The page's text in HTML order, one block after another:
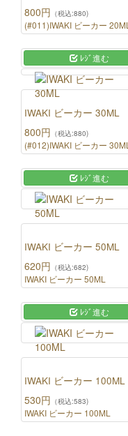
800円 （税込:880)
(#011)IWAKI ビーカー 20ML
ﾚｼﾞ進む
IWAKI ビーカー 30ML
800円 （税込:880)
(#012)IWAKI ビーカー 30ML
ﾚｼﾞ進む
IWAKI ビーカー 50ML
620円 （税込:682)
IWAKI ビーカー 50ML
ﾚｼﾞ進む
IWAKI ビーカー 100ML
530円 （税込:583)
IWAKI ビーカー 100ML